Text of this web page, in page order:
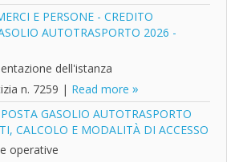
E PERSONE - CREDITO
AUTOTRASPORTO 2026 -
dell'istanza
n. 7259 | Read more
GASOLIO AUTOTRASPORTO
CALCOLO E MODALITÀ DI ACCESSO
operative